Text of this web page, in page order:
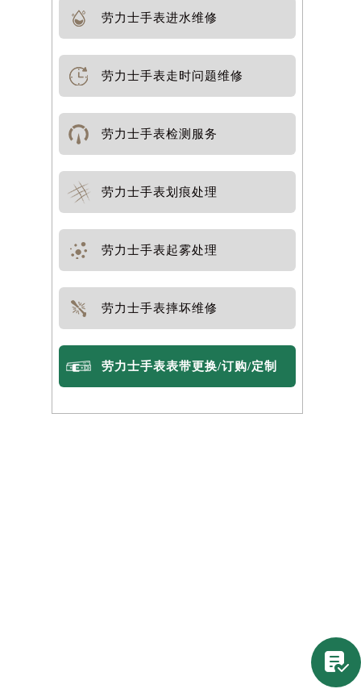
劳力士手表进水维修
劳力士手表走时问题维修
劳力士手表检测服务
劳力士手表划痕处理
劳力士手表起雾处理
劳力士手表摔坏维修
劳力士手表表带更换/订购/定制
